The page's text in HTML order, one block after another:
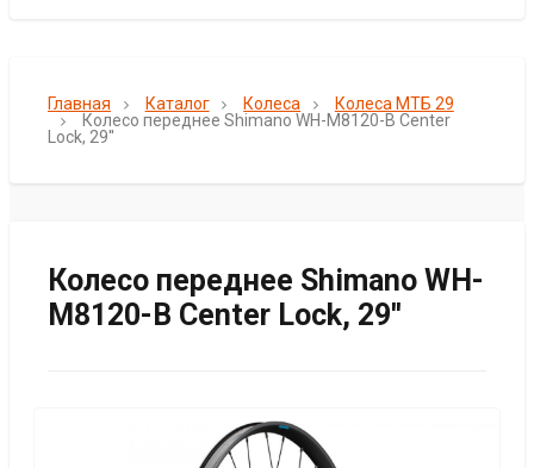
Главная Каталог Колеса
Колеса МТБ 29
Колесо переднее Shimano WH-M8120-B Center
Lock, 29''
Колесо переднее Shimano WH-
M8120-B Center Lock, 29''